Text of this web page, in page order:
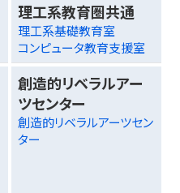
理工系教育圏共通
理工系基礎教育室
コンピュータ教育支援室
創造的リベラルアー
ツセンター
創造的リベラルアーツセン
ター